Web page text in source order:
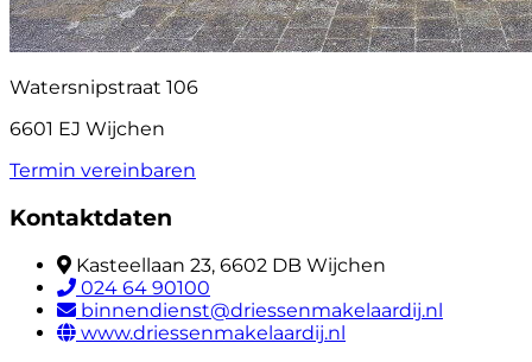
Watersnipstraat 106
6601 EJ Wijchen
Termin vereinbaren
Kontaktdaten
Kasteellaan 23, 6602 DB Wijchen
024 64 90100
binnendienst@driessenmakelaardij.nl
www.driessenmakelaardij.nl